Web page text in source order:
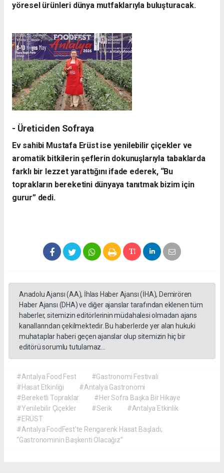
yöresel ürünleri dünya mutfaklarıyla buluşturacak.
- Üreticiden Sofraya
Ev sahibi Mustafa Erüst ise yenilebilir çiçekler ve
aromatik bitkilerin şeflerin dokunuşlarıyla tabaklarda
farklı bir lezzet yarattığını ifade ederek, “Bu
toprakların bereketini dünyaya tanıtmak bizim için
gurur” dedi.
Anadolu Ajansı (AA), İhlas Haber Ajansı (İHA), Demirören
Haber Ajansı (DHA) ve diğer ajanslar tarafından eklenen tüm
haberler, sitemizin editörlerinin müdahalesi olmadan ajans
kanallarından çekilmektedir. Bu haberlerde yer alan hukuki
muhataplar haberi geçen ajanslar olup sitemizin hiç bir
editörü sorumlu tutulamaz...
#Antalya Food Fest
#Gastronomi Festivali
#Hasat Etkinliği
#Antalya Gastronomi
#Bereketli Topraklar
#Her Sofra Başka Bir Hikaye
#Yenilebilir Çiçekler
#Serik
#Antalya Etkinlik
#ERÜST
#Antalya FoodFest’te Rengarenk Hasat Başladı;
“Gastronominin Başkenti Olacağız”